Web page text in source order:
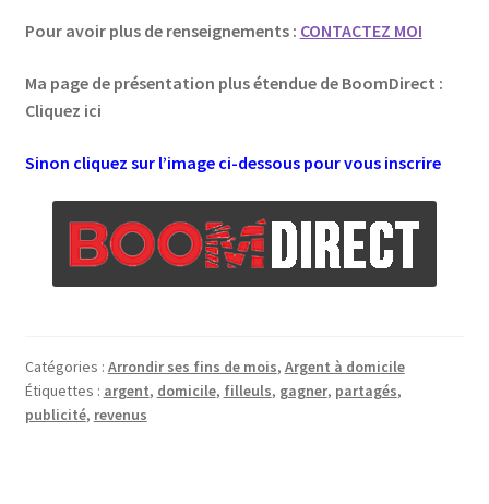
Pour avoir plus de renseignements : CONTACTEZ MOI
Ma page de présentation plus étendue de BoomDirect :
Cliquez ici
Sinon cliquez sur l’image ci-dessous pour vous inscrire
Catégories : Arrondir ses fins de mois, Argent à domicile
Étiquettes : argent, domicile, filleuls, gagner, partagés,
publicité, revenus